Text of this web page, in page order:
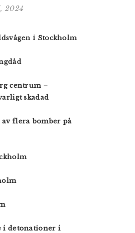
2024
i Stockholm
centrum –
skadad
flera bomber på
i detonationer i